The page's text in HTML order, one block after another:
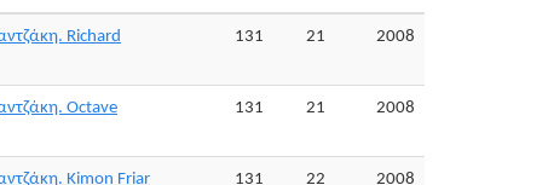
Richard
131 21 2008
Octave
131 21 2008
Kimon Friar 131 22 2008